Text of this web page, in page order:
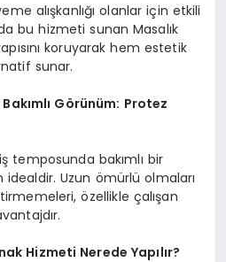
alışkanlığı olanlar için etkili
bu hizmeti sunan Masalık
koruyarak hem estetik
sunar.
Görünüm: Protez
temposunda bakımlı bir
Uzun ömürlü olmaları
özellikle çalışan
Hizmeti Nerede Yapılır?